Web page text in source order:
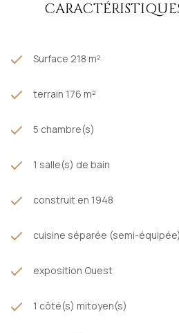
Contacter Carol Niewidziala pour
sont disponibles sur le site
Surface 218 m²
terrain 176 m²
5 chambre(s)
1 salle(s) de bain
construit en 1948
cuisine séparée (semi-équipée)
exposition Ouest
1 côté(s) mitoyen(s)